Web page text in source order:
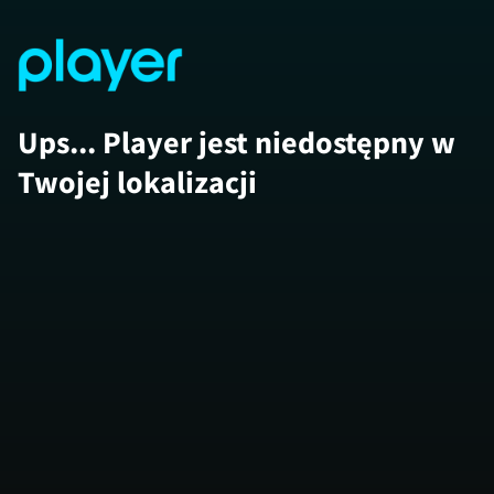
Ups... Player jest niedostępny w
Twojej lokalizacji